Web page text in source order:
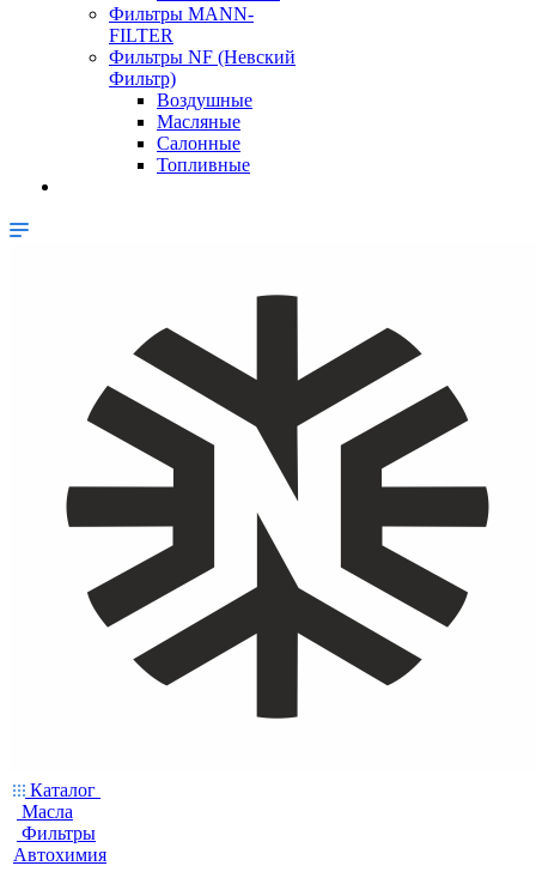
Фильтры MANN-
FILTER
Фильтры NF (Невский
Фильтр)
Воздушные
Масляные
Салонные
Топливные
Каталог
Масла
Фильтры
Автохимия